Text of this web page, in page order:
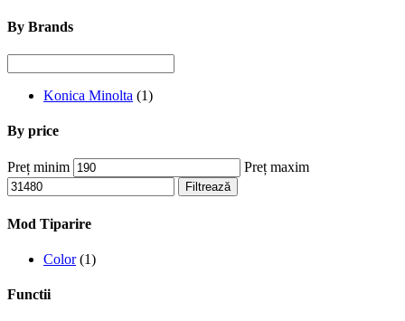
By Brands
Konica Minolta (1)
By price
Preț minim Preț maxim
Filtrează
Mod Tiparire
Color (1)
Functii